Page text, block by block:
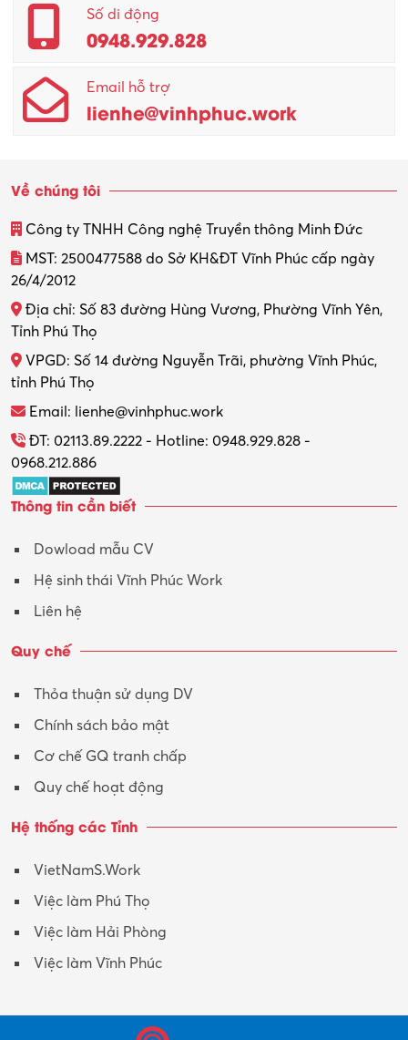
Số di động
0948.929.828
Email hỗ trợ
lienhe@vinhphuc.work
Về chúng tôi
Công ty TNHH Công nghệ Truyền thông Minh Đức
MST: 2500477588 do Sở KH&ĐT Vĩnh Phúc cấp ngày
26/4/2012
Địa chỉ: Số 83 đường Hùng Vương, Phường Vĩnh Yên,
Tỉnh Phú Thọ
VPGD: Số 14 đường Nguyễn Trãi, phường Vĩnh Phúc,
tỉnh Phú Thọ
Email: lienhe@vinhphuc.work
ĐT: 02113.89.2222 - Hotline: 0948.929.828 -
0968.212.886
Thông tin cần biết
Dowload mẫu CV
Hệ sinh thái Vĩnh Phúc Work
Liên hệ
Quy chế
Thỏa thuận sử dụng DV
Chính sách bảo mật
Cơ chế GQ tranh chấp
Quy chế hoạt động
Hệ thống các Tỉnh
VietNamS.Work
Việc làm Phú Thọ
Việc làm Hải Phòng
Việc làm Vĩnh Phúc